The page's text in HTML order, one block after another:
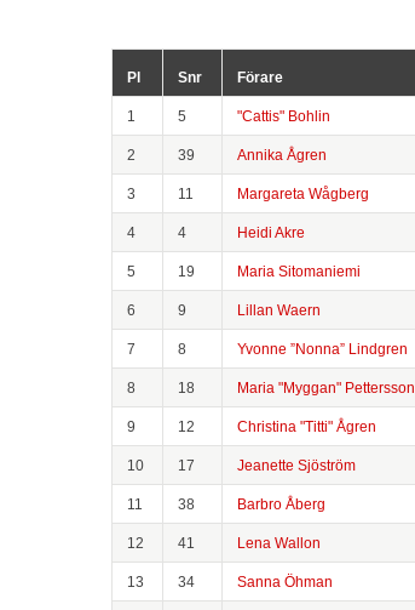
Pl Snr Förare
1 5 "Cattis" Bohlin
2 39 Annika Ågren
3 11 Margareta Wågberg
4 4 Heidi Akre
5 19 Maria Sitomaniemi
6 9 Lillan Waern
7 8 Yvonne ”Nonna” Lindgren
8 18 Maria "Myggan" Pettersson
9 12 Christina "Titti" Ågren
10 17 Jeanette Sjöström
11 38 Barbro Åberg
12 41 Lena Wallon
13 34 Sanna Öhman